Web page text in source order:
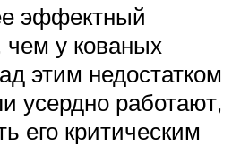
эффектный
у кованых
этим недостатком
усердно работают,
его критическим